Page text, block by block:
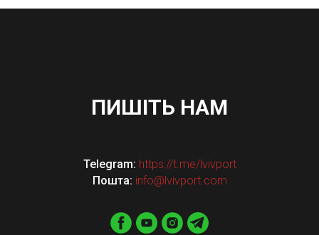
ПИШІТЬ НАМ
Telegram: https://t.me/lvivport
Пошта: info@lvivport.com